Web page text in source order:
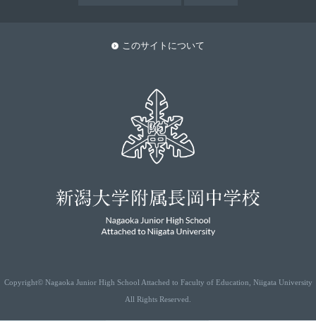
このサイトについて
Copyright© Nagaoka Junior High School Attached to Faculty of Education, Niigata University
All Rights Reserved.